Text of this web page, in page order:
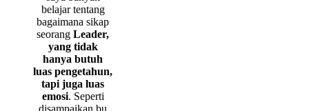
belajar tentang
bagaimana sikap
seorang Leader,
yang tidak
hanya butuh
luas pengetahun,
tapi juga luas
emosi. Seperti
disampaikan bu